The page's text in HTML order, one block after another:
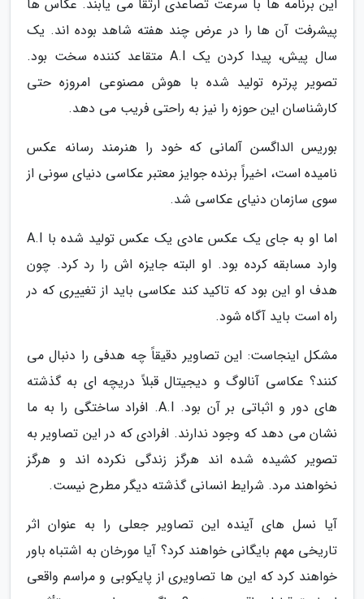
این برنامه ها با سرعت تصاعدی ارتقا می یابند. عکاس ها
پیشرفت آن ها را در عرض چند هفته شاهد بوده اند. یک
سال پیش، پیدا کردن یک A.I متقاعد کننده سخت بود.
تصویر پرتره تولید شده با هوش مصنوعی امروزه حتی
کارشناسان این حوزه را نیز به راحتی فریب می دهد.
بوریس الداگسن آلمانی که خود را هنرمند رسانه عکس
نامیده است، اخیراً برنده جوایز معتبر عکاسی دنیای سونی از
سوی سازمان دنیای عکاسی شد.
اما او به جای یک عکس عادی یک عکس تولید شده با A.I
وارد مسابقه کرده بود. او البته جایزه اش را رد کرد. چون
هدف او این بود که تاکید کند عکاسی باید از تغییری که در
راه است باید آگاه شود.
مشکل اینجاست: این تصاویر دقیقاً چه هدفی را دنبال می
کنند؟ عکاسی آنالوگ و دیجیتال قبلاً دریچه ای به گذشته
های دور و اثباتی بر آن بود. A.I. افراد ساختگی را به ما
نشان می دهد که وجود ندارند. افرادی که در این تصاویر به
تصویر کشیده شده اند هرگز زندگی نکرده اند و هرگز
نخواهند مرد. شرایط انسانی گذشته دیگر مطرح نیست.
آیا نسل های آینده این تصاویر جعلی را به عنوان اثر
تاریخی مهم بایگانی خواهند کرد؟ آیا مورخان به اشتباه باور
خواهند کرد که این ها تصاویری از پایکوبی و مراسم واقعی